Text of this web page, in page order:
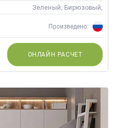
Зеленый, Бирюзовый,
Оливковый, Салатовый,
Мятный
Произведено:
ОНЛАЙН РАСЧЕТ